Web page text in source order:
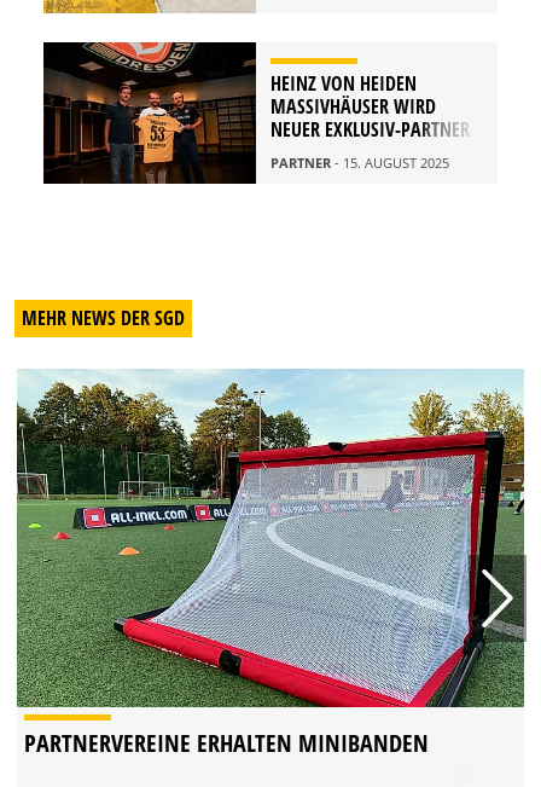
HEINZ VON HEIDEN
MASSIVHÄUSER WIRD
NEUER EXKLUSIV-PARTNER
PARTNER - 15. AUGUST 2025
MEHR NEWS DER SGD
PARTNERVEREINE ERHALTEN MINIBANDEN